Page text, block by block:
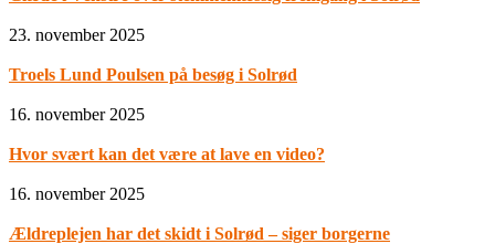
23. november 2025
Troels Lund Poulsen på besøg i Solrød
16. november 2025
Hvor svært kan det være at lave en video?
16. november 2025
Ældreplejen har det skidt i Solrød – siger borgerne